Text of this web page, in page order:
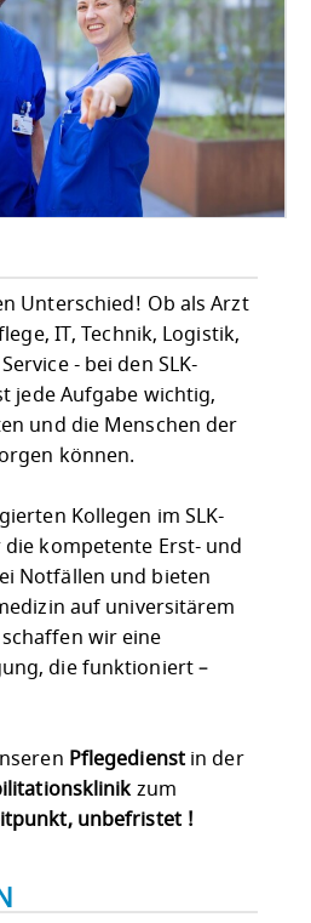
Unterschied! Ob als Arzt
IT, Technik, Logistik,
- bei den SLK-
jede Aufgabe wichtig,
und die Menschen der
können.
Kollegen im SLK-
kompetente Erst- und
Notfällen und bieten
auf universitärem
wir eine
die funktioniert –
Pflegedienstin der
zum
unbefristet !